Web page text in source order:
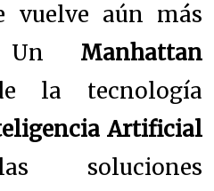
vuelve aún más
Un Manhattan
la tecnología
Artificial